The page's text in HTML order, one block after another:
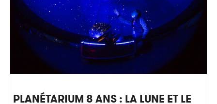
PLANÉTARIUM 8 ANS : LA LUNE ET LE